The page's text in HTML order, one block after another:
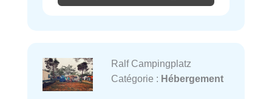
Ralf Campingplatz
Catégorie : Hébergement